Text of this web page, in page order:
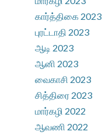
கார்த்திகை 2023
புரட்டாதி 2023
ஆடி 2023
ஆனி 2023
வைகாசி 2023
சித்திரை 2023
மார்கழி 2022
ஆவணி 2022